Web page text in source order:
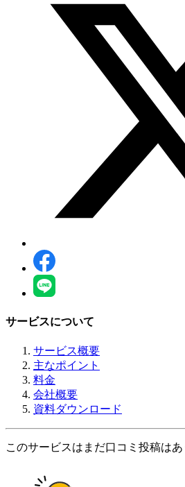
サービスについて
サービス概要
主なポイント
料金
会社概要
資料ダウンロード
このサービスはまだ口コミ投稿はあ